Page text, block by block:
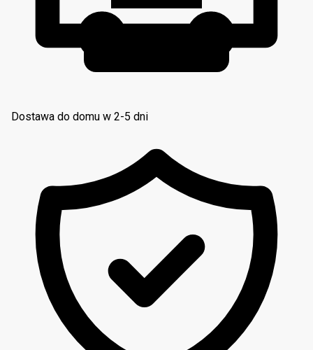
Dostawa do domu w 2-5 dni